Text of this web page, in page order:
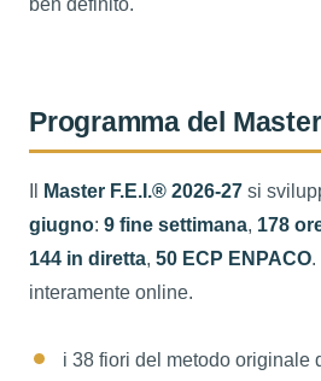
Programma del Master
Master F.E.I.® 2026-27 si
giugno: 9 fine settimana, 178
144 in diretta, 50 ECP ENPACO.
interamente online.
i 38 fiori del metodo originale